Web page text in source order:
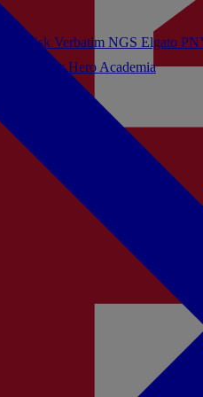
My Hero Academia
Sandisk Verbatim NGS Elgato